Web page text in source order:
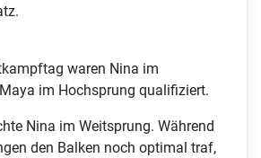
waren Nina im
im Hochsprung qualifiziert.
Nina im Weitsprung. Während
den Balken noch optimal traf,